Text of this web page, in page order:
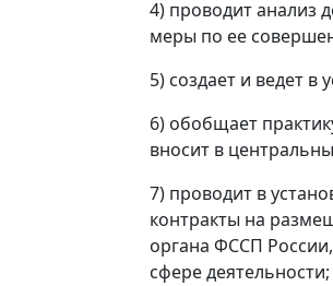
4) проводит анализ
меры по ее
5) создает и ведет
6) обобщает
вносит в
7) проводит в
контракты на
органа ФССП
сфере деятельности;